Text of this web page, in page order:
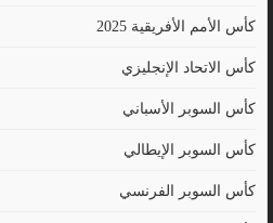
كأس الأمم الأفريقية 2025
كأس الاتحاد الإنجليزي
كأس السوبر الأسباني
كأس السوبر الإيطالي
كأس السوبر الفرنسي